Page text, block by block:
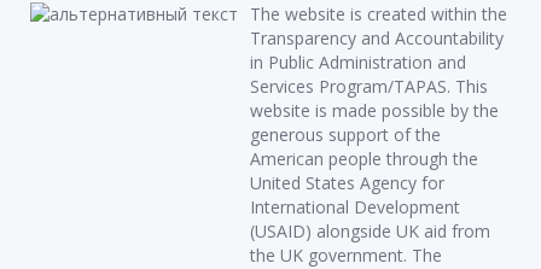
The website is created within the
Transparency and Accountability
in Public Administration and
Services Program/TAPAS. This
website is made possible by the
generous support of the
American people through the
United States Agency for
International Development
(USAID) alongside UK aid from
the UK government. The